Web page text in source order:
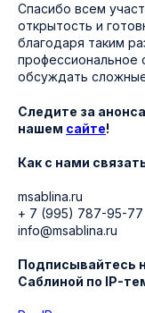
Спасибо всем
открытость и
благодаря таким
обсуждать
Следите за
нашем сайте!
Как с нами
msablina.ru
+ 7 (995) 787-95-77
info@msablina.ru
Подписывайтесь
Саблиной по IP-